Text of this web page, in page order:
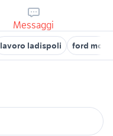
Messaggi
lavoro ladispoli ford